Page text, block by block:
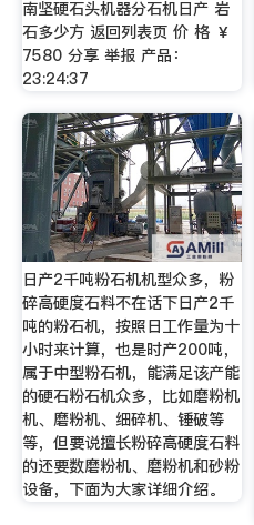
南坚硬石头机器分石机日产 岩
石多少方 返回列表页 价 格 ￥
7580 分享 举报 产品：
23:24:37
日产2千吨粉石机机型众多，粉
碎高硬度石料不在话下日产2千
吨的粉石机，按照日工作量为十
小时来计算，也是时产200吨，
属于中型粉石机，能满足该产能
的硬石粉石机众多，比如磨粉机
机、磨粉机、细碎机、锤破等
等，但要说擅长粉碎高硬度石料
的还要数磨粉机、磨粉机和砂粉
设备，下面为大家详细介绍。